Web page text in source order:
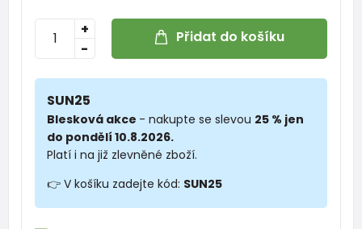
-
+ Přidat do košíku
SUN25
Blesková akce - nakupte se slevou 25 % jen
do pondělí 10.8.2026.
Platí i na již zlevněné zboží.
👉 V košíku zadejte kód: SUN25